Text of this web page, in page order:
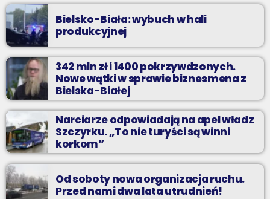
Bielsko-Biała: wybuch w hali
produkcyjnej
342 mln zł i 1400 pokrzywdzonych.
Nowe wątki w sprawie biznesmena z
Bielska-Białej
Narciarze odpowiadają na apel władz
Szczyrku. „To nie turyści są winni
korkom”
Od soboty nowa organizacja ruchu.
Przed nami dwa lata utrudnień!